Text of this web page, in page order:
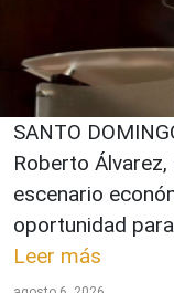
SANTO
Roberto
escenario
oportunidad
Leer más